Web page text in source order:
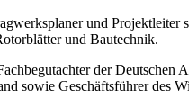
und
und Bautechnik.
der
sowie Geschäftsführer des